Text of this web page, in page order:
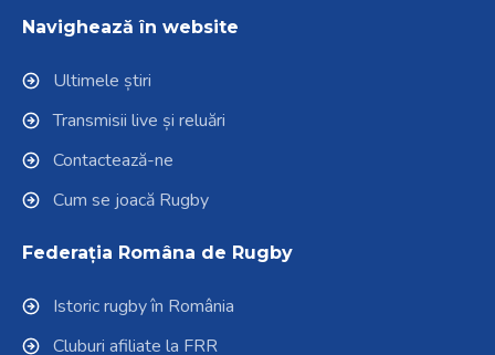
Navighează în website
Ultimele știri
Transmisii live și reluări
Contactează-ne
Cum se joacă Rugby
Federația Româna de Rugby
Istoric rugby în România
Cluburi afiliate la FRR